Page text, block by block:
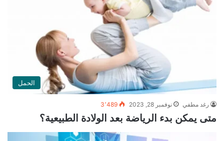
الحمل
رغد مطفي نوفمبر 28, 2023 3٬489
متى يمكن بدء الرياضة بعد الولادة الطبيعية؟